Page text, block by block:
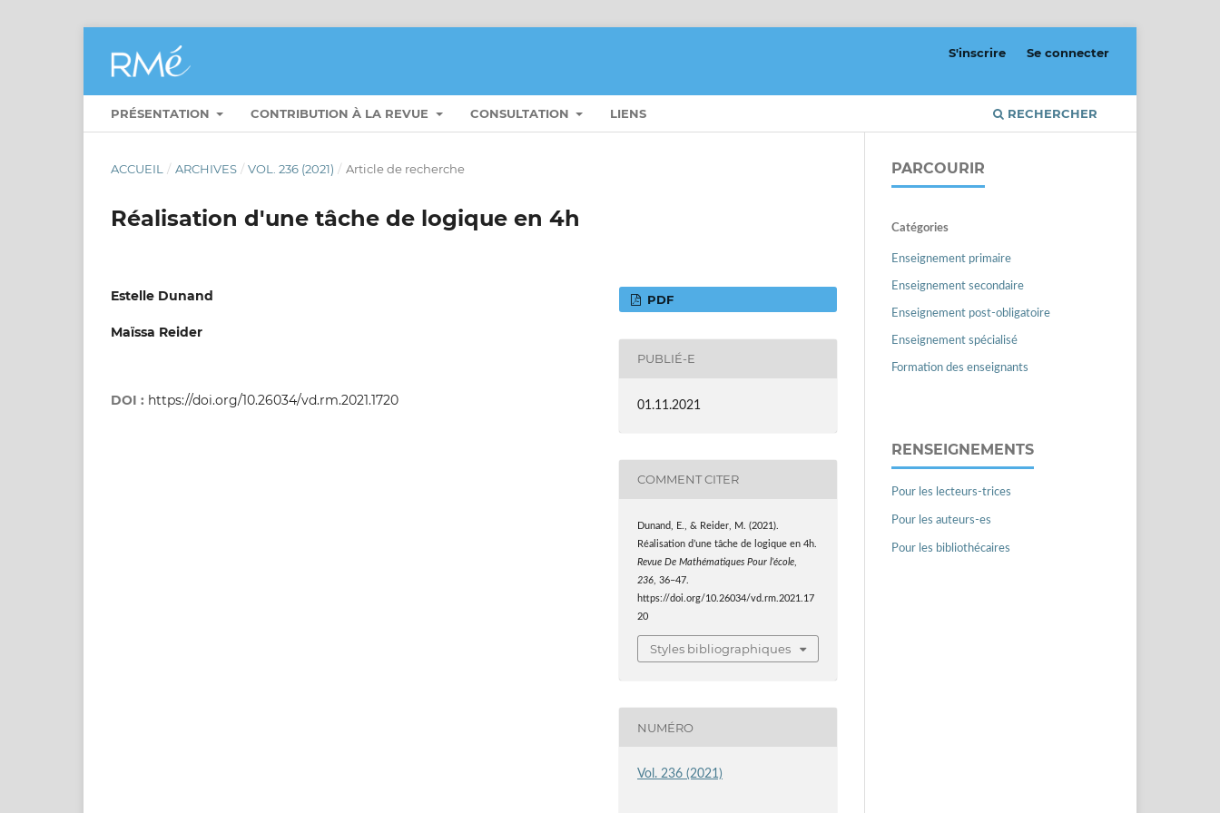
PRÉSENTATION CONTRIBUTION À LA REVUE CONSULTATION LIENS RECHERCHER
S'inscrire Se connecter
ACCUEIL / ARCHIVES / VOL. 236 (2021) / Article de recherche
Réalisation d'une tâche de logique en 4h
Estelle Dunand
Maïssa Reider
DOI : https://doi.org/10.26034/vd.rm.2021.1720
PDF
PUBLIÉ-E
01.11.2021
COMMENT CITER
Dunand, E., & Reider, M. (2021).
Réalisation d’une tâche de logique en 4h.
Revue De Mathématiques Pour l’école
236 , 36–47.
https://doi.org/10.26034/vd.rm.2021.17
20
Styles bibliographiques
NUMÉRO
Vol. 236 (2021)
PARCOURIR
Catégories
Enseignement primaire
Enseignement secondaire
Enseignement post-obligatoire
Enseignement spécialisé
Formation des enseignants
RENSEIGNEMENTS
Pour les lecteurs-trices
Pour les auteurs-es
Pour les bibliothécaires